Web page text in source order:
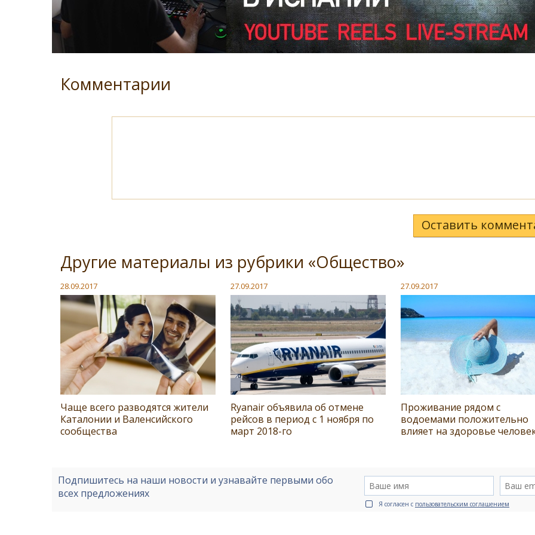
Комментарии
Оставить
Другие материалы из рубрики «Общество»
28.09.2017
Чаще всего разводятся жители
Каталонии и Валенсийского
сообщества
27.09.2017
Ryanair объявила об отмене
рейсов в период с 1 ноября по
март 2018-го
27.09.2017
Проживание рядом с
водоемами положительно
влияет на здоровье
Подпишитесь на наши новости и узнавайте первыми обо
всех предложениях
Я согласен с пользовательским соглашением